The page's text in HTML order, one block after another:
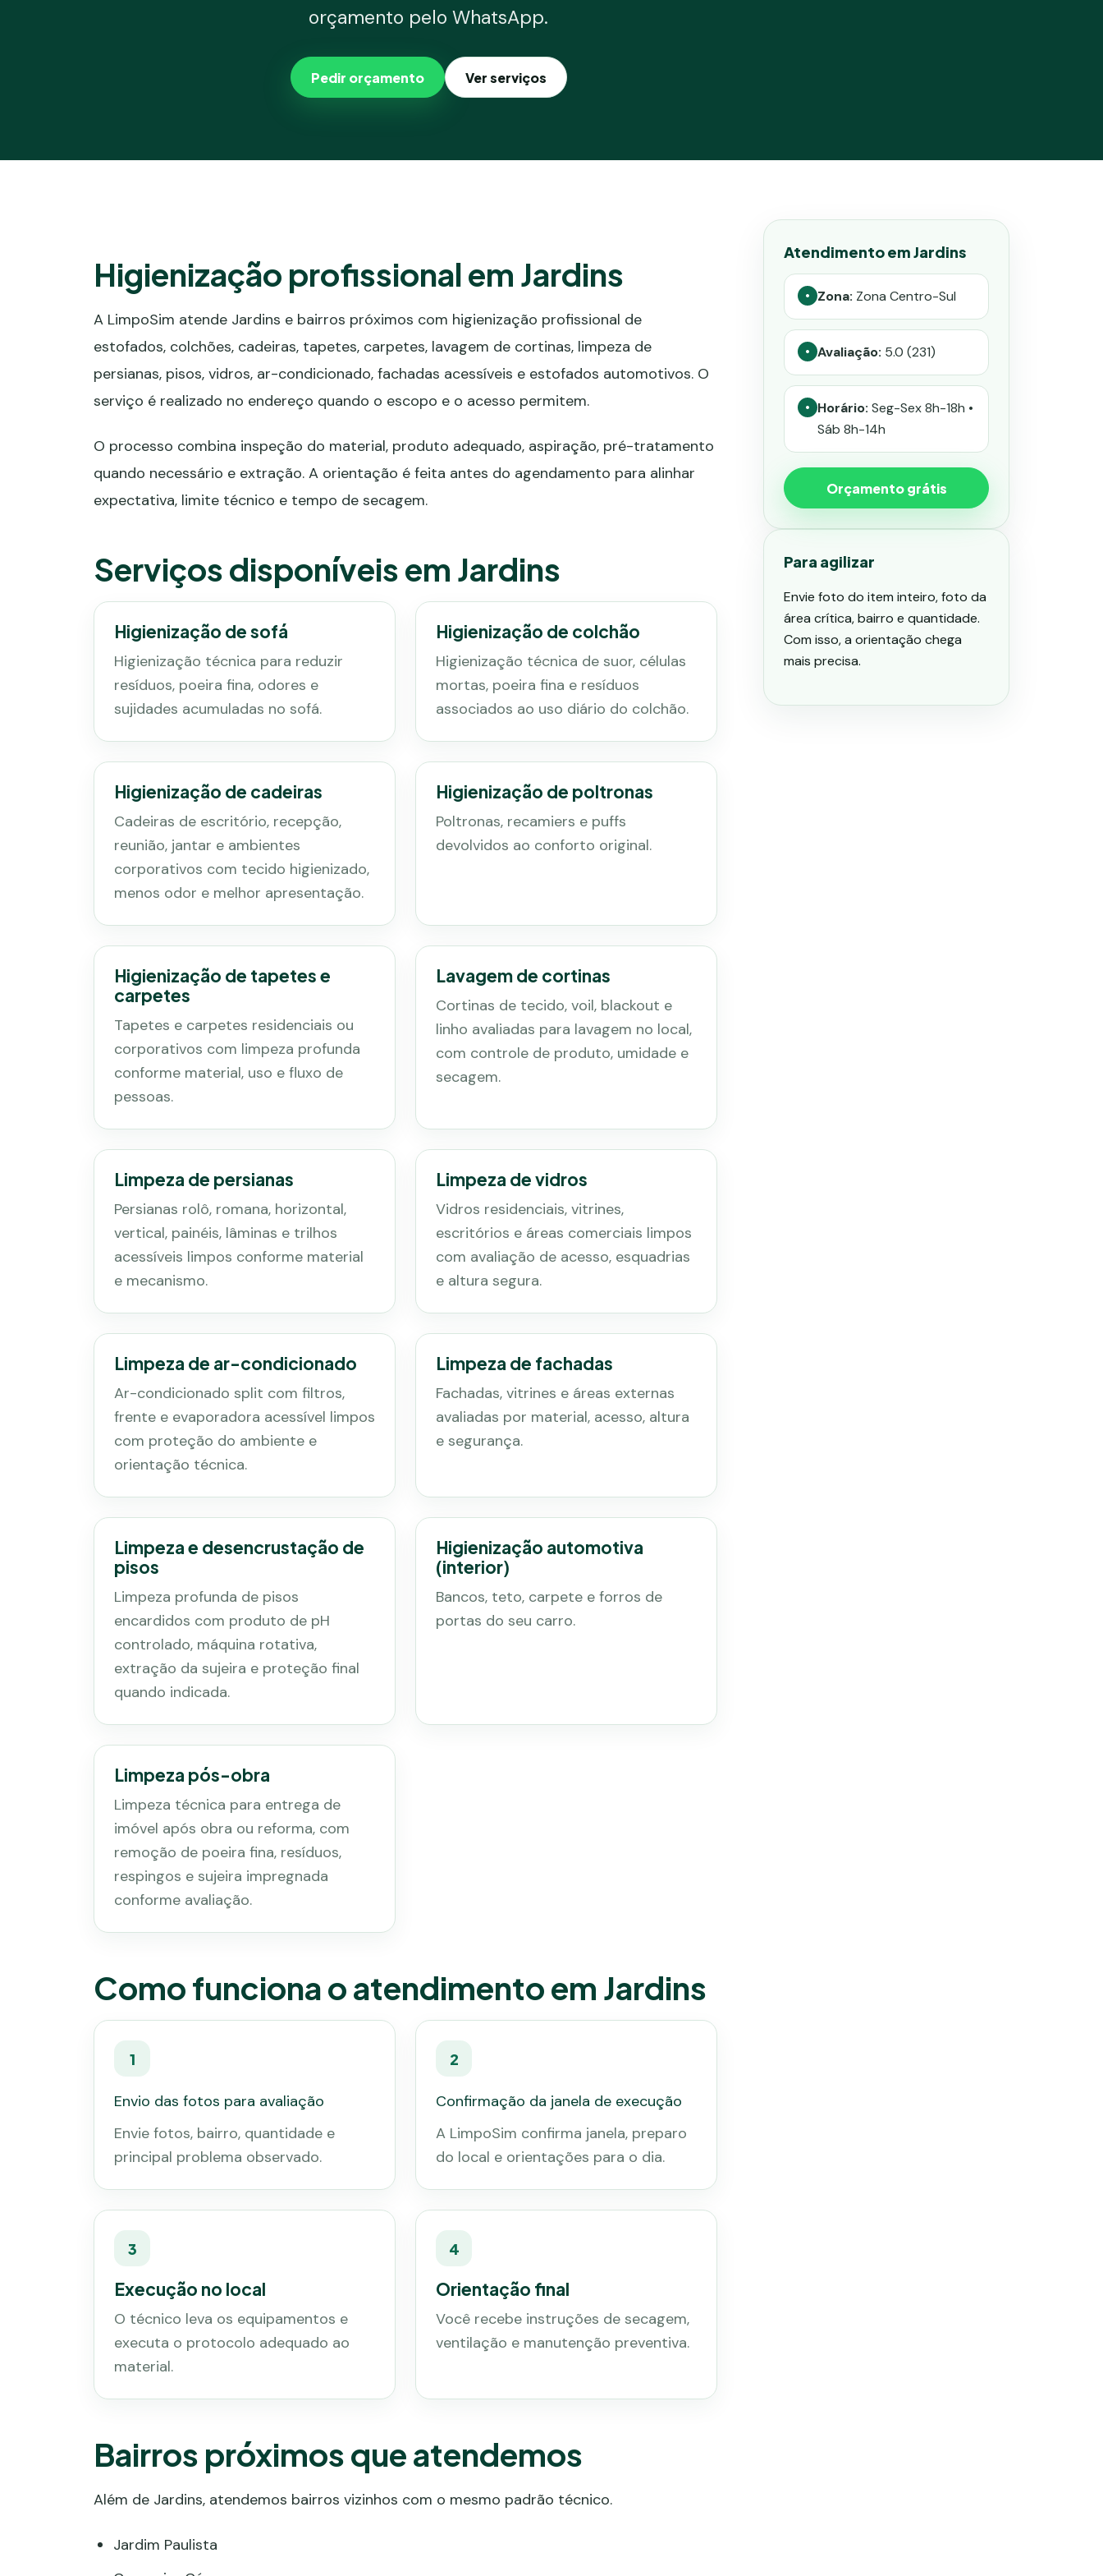
orçamento pelo WhatsApp.
Pedir orçamento Ver serviços
Higienização profissional em Jardins
A LimpoSim atende Jardins e bairros próximos com higienização profissional de
estofados, colchões, cadeiras, tapetes, carpetes, lavagem de cortinas, limpeza de
persianas, pisos, vidros, ar-condicionado, fachadas acessíveis e estofados automotivos. O
serviço é realizado no endereço quando o escopo e o acesso permitem.
O processo combina inspeção do material, produto adequado, aspiração, pré-tratamento
quando necessário e extração. A orientação é feita antes do agendamento para alinhar
expectativa, limite técnico e tempo de secagem.
Serviços disponíveis em Jardins
Higienização de sofá
Higienização técnica para reduzir
resíduos, poeira fina, odores e
sujidades acumuladas no sofá.
Higienização de colchão
Higienização técnica de suor, células
mortas, poeira fina e resíduos
associados ao uso diário do colchão.
Higienização de cadeiras
Cadeiras de escritório, recepção,
reunião, jantar e ambientes
corporativos com tecido higienizado,
menos odor e melhor apresentação.
Higienização de poltronas
Poltronas, recamiers e puffs
devolvidos ao conforto original.
Higienização de tapetes e
carpetes
Tapetes e carpetes residenciais ou
corporativos com limpeza profunda
conforme material, uso e fluxo de
pessoas.
Lavagem de cortinas
Cortinas de tecido, voil, blackout e
linho avaliadas para lavagem no local,
com controle de produto, umidade e
secagem.
Limpeza de persianas
Persianas rolô, romana, horizontal,
vertical, painéis, lâminas e trilhos
acessíveis limpos conforme material
e mecanismo.
Limpeza de vidros
Vidros residenciais, vitrines,
escritórios e áreas comerciais limpos
com avaliação de acesso, esquadrias
e altura segura.
Limpeza de ar-condicionado
Ar-condicionado split com filtros,
frente e evaporadora acessível limpos
com proteção do ambiente e
orientação técnica.
Limpeza de fachadas
Fachadas, vitrines e áreas externas
avaliadas por material, acesso, altura
e segurança.
Limpeza e desencrustação de
pisos
Limpeza profunda de pisos
encardidos com produto de pH
controlado, máquina rotativa,
extração da sujeira e proteção final
quando indicada.
Higienização automotiva
(interior)
Bancos, teto, carpete e forros de
portas do seu carro.
Limpeza pós-obra
Limpeza técnica para entrega de
imóvel após obra ou reforma, com
remoção de poeira fina, resíduos,
respingos e sujeira impregnada
conforme avaliação.
Como funciona o atendimento em Jardins
1
Envio das fotos para avaliação
Envie fotos, bairro, quantidade e
principal problema observado.
2
Confirmação da janela de execução
A LimpoSim confirma janela, preparo
do local e orientações para o dia.
3
Execução no local
O técnico leva os equipamentos e
executa o protocolo adequado ao
material.
4
Orientação final
Você recebe instruções de secagem,
ventilação e manutenção preventiva.
Bairros próximos que atendemos
Além de Jardins, atendemos bairros vizinhos com o mesmo padrão técnico.
Jardim Paulista
Atendimento em Jardins
• Zona: Zona Centro-Sul
• Avaliação: 5.0 (231)
• Horário: Seg-Sex 8h-18h •
Sáb 8h-14h
Orçamento grátis
Para agilizar
Envie foto do item inteiro, foto da
área crítica, bairro e quantidade.
Com isso, a orientação chega
mais precisa.